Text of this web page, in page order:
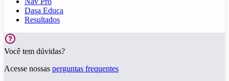
Dasa Educa
Resultados
Você tem dúvidas?
Acesse nossas perguntas frequentes